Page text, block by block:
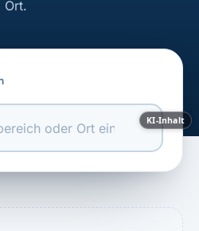
Ort.
KI-Inhalt